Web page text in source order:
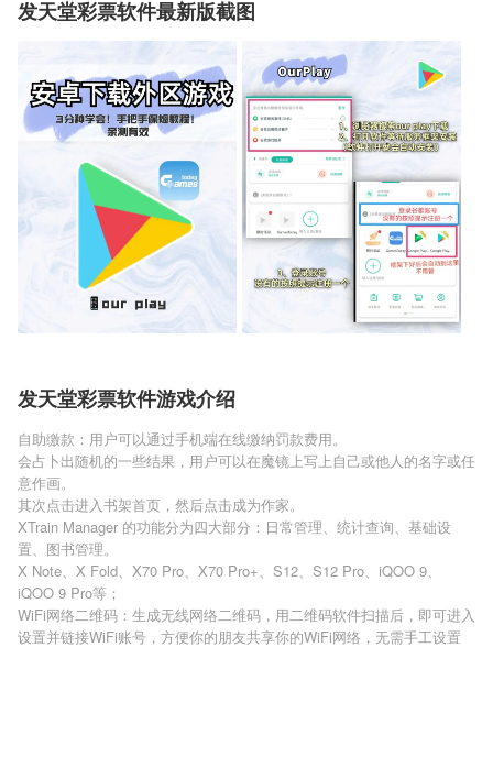
发天堂彩票软件最新版截图
发天堂彩票软件游戏介绍
自助缴款：用户可以通过手机端在线缴纳罚款费用。
会占卜出随机的一些结果，用户可以在魔镜上写上自己或他人的名字或任
意作画。
其次点击进入书架首页，然后点击成为作家。
XTrain Manager 的功能分为四大部分：日常管理、统计查询、基础设
置、图书管理。
X Note、X Fold、X70 Pro、X70 Pro+、S12、S12 Pro、iQOO 9、
iQOO 9 Pro等；
WiFi网络二维码：生成无线网络二维码，用二维码软件扫描后，即可进入
设置并链接WiFi账号，方便你的朋友共享你的WiFi网络，无需手工设置